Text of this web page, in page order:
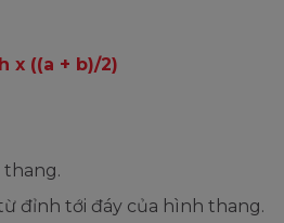
x ((a + b)/2)
thang.
đỉnh tới đáy của hình thang.